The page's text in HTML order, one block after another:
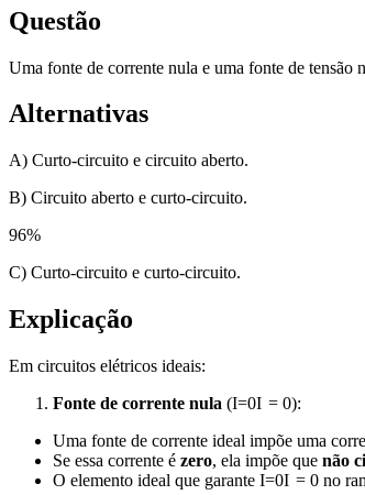
Questão
Uma fonte de corrente nula e uma fonte de tensão
Alternativas
A) Curto-circuito e circuito aberto.
B) Circuito aberto e curto-circuito.
96%
C) Curto-circuito e curto-circuito.
Explicação
Em circuitos elétricos ideais:
Fonte de corrente nula (I=0I = 0):
Uma fonte de corrente ideal impõe uma
Se essa corrente é zero, ela impõe que não
O elemento ideal que garante I=0I = 0 no